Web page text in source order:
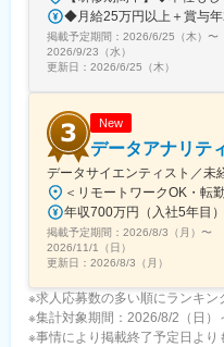
掲載予定期間： 2026/6/25（木） 〜
2026/9/23（水）
更新日： 2026/6/25（木）
New
データアナリテ
データサイエンティスト／未
年収700万円（入社5年目
掲載予定期間： 2026/8/3（月） 〜
2026/11/1（日）
更新日： 2026/8/3（月）
※求人応募数の多い順にランキン
※集計対象期間：2026/8/2（日）
※事情により掲載終了予定日よ